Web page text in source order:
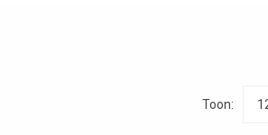
Toon: